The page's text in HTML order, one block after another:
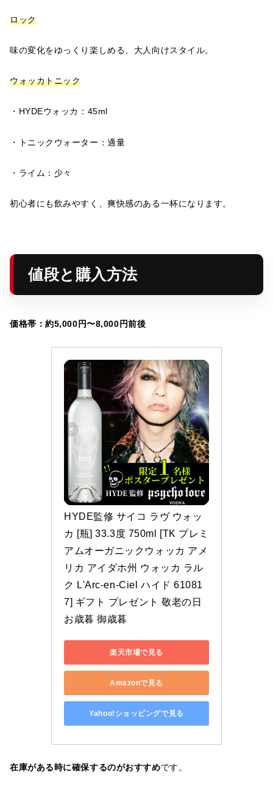
ロック
味の変化をゆっくり楽しめる、大人向けスタイル。
ウォッカトニック
・HYDEウォッカ：45ml
・トニックウォーター：適量
・ライム：少々
初心者にも飲みやすく、爽快感のある一杯になります。
値段と購入方法
価格帯：約5,000円〜8,000円前後
HYDE監修 サイコ ラヴ ウォッ
カ [瓶] 33.3度 750ml [TK プレミ
アムオーガニックウォッカ アメ
リカ アイダホ州 ウォッカ ラル
ク L'Arc-en-Ciel ハイド 61081
7] ギフト プレゼント 敬老の日
お歳暮 御歳暮
楽天市場で見る
Amazonで見る
Yahoo!ショッピングで見る
在庫がある時に確保するのがおすすめです。